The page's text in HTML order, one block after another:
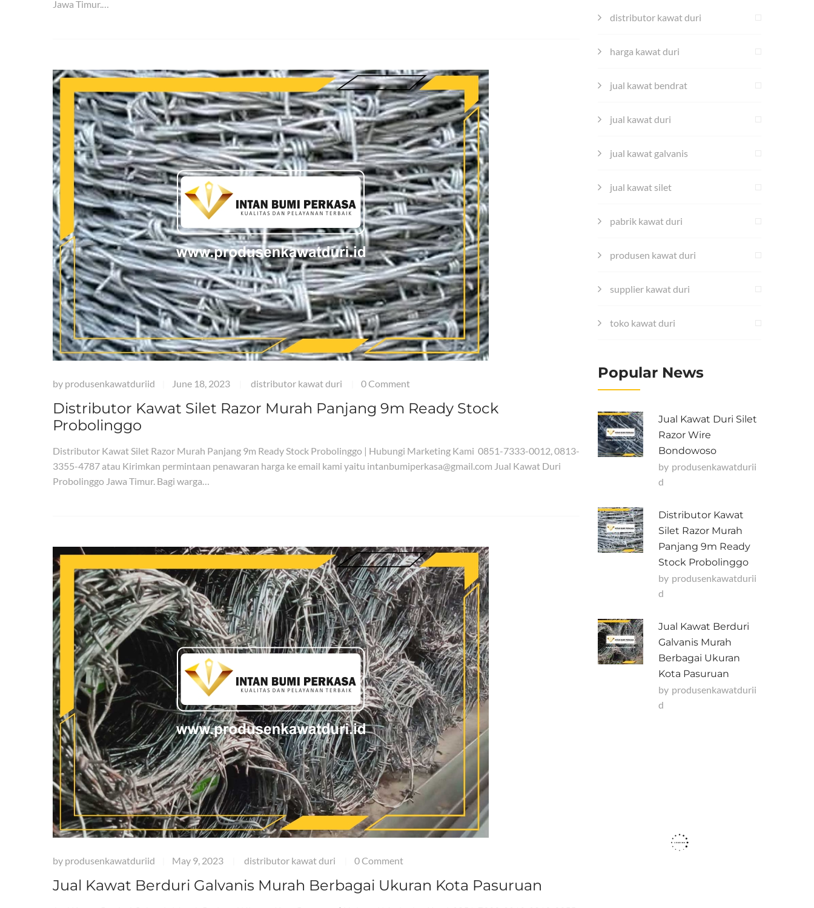
Jawa Timur.…
by produsenkawatduriid June 18, 2023 distributor kawat duri 0 Comment
Distributor Kawat Silet Razor Murah Panjang 9m Ready Stock
Probolinggo
Distributor Kawat Silet Razor Murah Panjang 9m Ready Stock Probolinggo | Hubungi Marketing Kami 0851-7333-0012, 0813-
3355-4787 atau Kirimkan permintaan penawaran harga ke email kami yaitu intanbumiperkasa@gmail.com Jual Kawat Duri
Probolinggo Jawa Timur. Bagi warga…
by produsenkawatduriid May 9, 2023 distributor kawat duri 0 Comment
Jual Kawat Berduri Galvanis Murah Berbagai Ukuran Kota Pasuruan
distributor kawat duri
harga kawat duri
jual kawat bendrat
jual kawat duri
jual kawat galvanis
jual kawat silet
pabrik kawat duri
produsen kawat duri
supplier kawat duri
toko kawat duri
Popular News
Jual Kawat Duri Silet
Razor Wire
Bondowoso
by Produsenkawatdurii
D
Distributor Kawat
Silet Razor Murah
Panjang 9m Ready
Stock Probolinggo
by Produsenkawatdurii
D
Jual Kawat Berduri
Galvanis Murah
Berbagai Ukuran
Kota Pasuruan
by Produsenkawatdurii
D